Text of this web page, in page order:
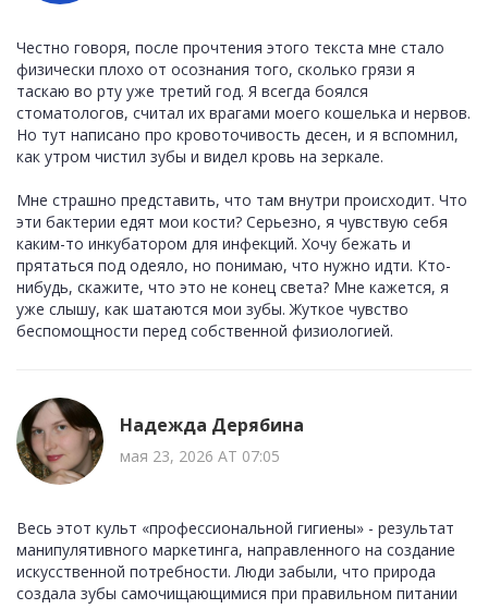
Честно говоря, после прочтения этого текста мне стало
физически плохо от осознания того, сколько грязи я
таскаю во рту уже третий год. Я всегда боялся
стоматологов, считал их врагами моего кошелька и нервов.
Но тут написано про кровоточивость десен, и я вспомнил,
как утром чистил зубы и видел кровь на зеркале.
Мне страшно представить, что там внутри происходит. Что
эти бактерии едят мои кости? Серьезно, я чувствую себя
каким-то инкубатором для инфекций. Хочу бежать и
прятаться под одеяло, но понимаю, что нужно идти. Кто-
нибудь, скажите, что это не конец света? Мне кажется, я
уже слышу, как шатаются мои зубы. Жуткое чувство
беспомощности перед собственной физиологией.
Надежда Дерябина
мая 23, 2026 AT 07:05
Весь этот культ «профессиональной гигиены» - результат
манипулятивного маркетинга, направленного на создание
искусственной потребности. Люди забыли, что природа
создала зубы самочищающимися при правильном питании